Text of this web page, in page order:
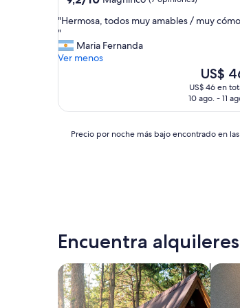
10,
(7
opiniones)
"
H
e
r
a
m
b
l
e
s
"Hermosa, todos muy amables / muy
"
Maria Fernanda
Ver menos
El
precio
actual
US$ 46
US$
US$ 46 en
10 ago. - 11
Precio
últimas
24
para
una
estadía
Precio por noche más bajo encontrado en
Encuentra
Buscar cabañas